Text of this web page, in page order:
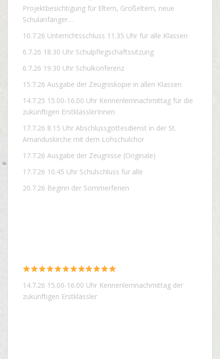
Projektbesichtigung für Eltern, Großeltern, neue
Schulanfänger…
10.7.26 Unterrichtsschluss 11.35 Uhr für alle Klassen
6.7.26 18.30 Uhr Schulpflegschaftssitzung
6.7.26 19.30 Uhr Schulkonferenz
15.7.26 Ausgabe der Zeugniskopie in allen Klassen
14.7.25 15.00-16.00 Uhr Kennenlernnachmittag für die
zukünftigen ErstklässlerInnen
17.7.26 8.15 Uhr Abschlussgottesdienst in der St.
Amanduskirche mit dem Lohschulchor
17.7.26 Ausgabe der Zeugnisse (Originale)
17.7.26 10.45 Uhr Schulschluss für alle
20.7.26 Beginn der Sommerferien
14.7.26 15.00-16.00 Uhr Kennenlernnachmittag der
zukünftigen Erstklässler